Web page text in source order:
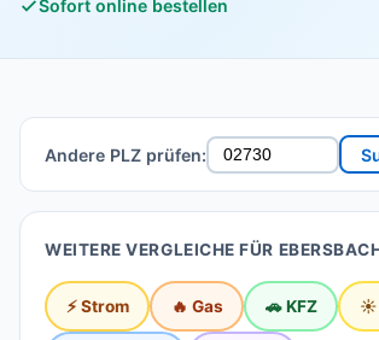
Sofort online bestellen
Andere PLZ prüfen:
WEITERE VERGLEICHE FÜR
⚡ Strom 🔥 Gas 🚗 KFZ ☀️